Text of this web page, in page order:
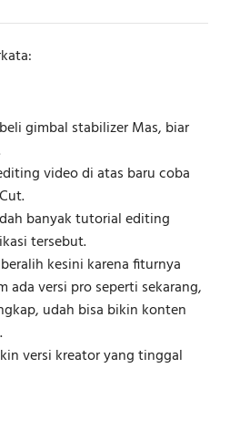
gimbal stabilizer Mas, biar
video di atas baru coba
banyak tutorial editing
tersebut.
kesini karena fiturnya
ada versi pro seperti sekarang,
udah bisa bikin konten
versi kreator yang tinggal